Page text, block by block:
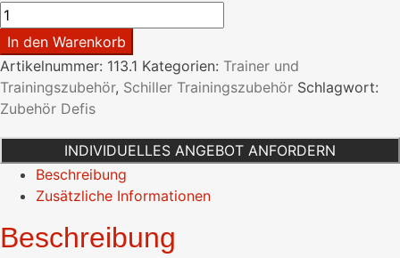
Trainingselektrodenkabel
FRED
easyport
/
FRED
easyport
plus
/
FRED
Easy
G2
/
In den Warenkorb
Artikelnummer: 113.1 Kategorien: Trainer und
Trainingszubehör, Schiller Trainingszubehör Schlagwort:
Zubehör Defis
INDIVIDUELLES ANGEBOT ANFORDERN
Beschreibung
Zusätzliche Informationen
Beschreibung